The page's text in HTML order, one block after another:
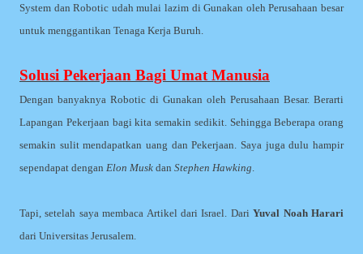
System dan Robotic udah mulai lazim di Gunakan oleh Perusahaan besar
untuk menggantikan Tenaga Kerja Buruh.
Solusi Pekerjaan Bagi Umat Manusia
Dengan banyaknya Robotic di Gunakan oleh Perusahaan Besar. Berarti
Lapangan Pekerjaan bagi kita semakin sedikit. Sehingga Beberapa orang
semakin sulit mendapatkan uang dan Pekerjaan. Saya juga dulu hampir
sependapat dengan Elon Musk dan Stephen Hawking
Tapi, setelah saya membaca Artikel dari Israel. DariYuval Noah Harari
dari Universitas Jerusalem.